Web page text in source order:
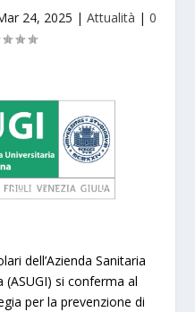
24, 2025 | Attualità | 0
dell’Azienda Sanitaria
si conferma al
per la prevenzione di